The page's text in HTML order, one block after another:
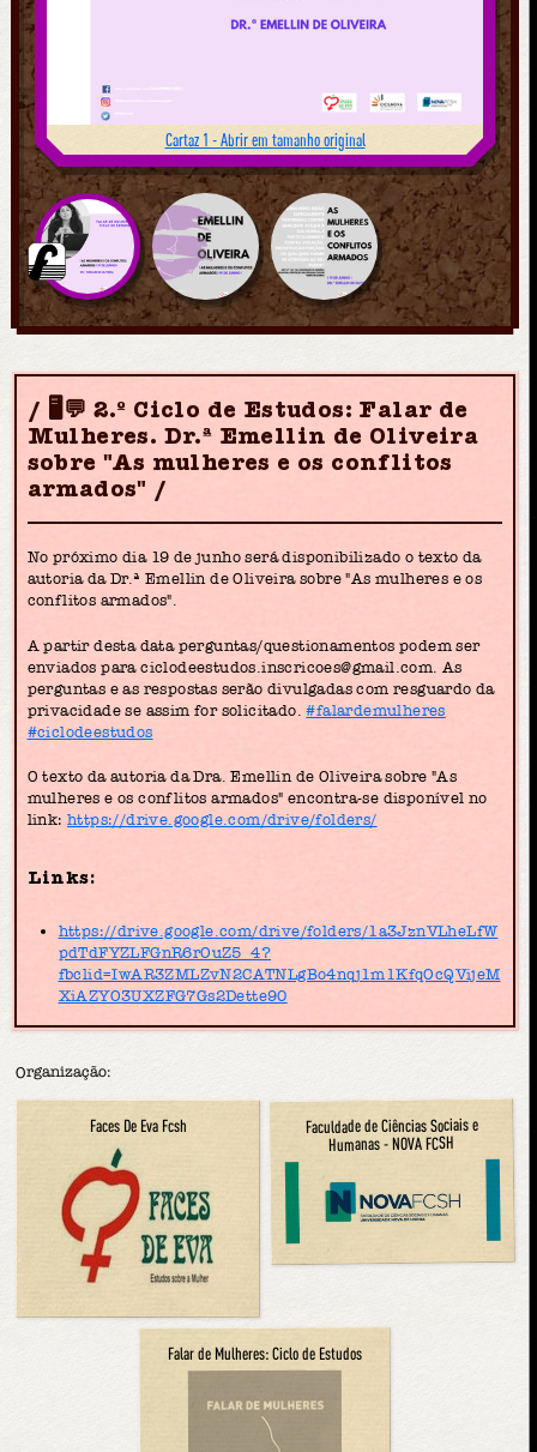
Cartaz 1 - Abrir em tamanho original
🖥💬 2.º Ciclo de Estudos: Falar de
Mulheres. Dr.ª Emellin de Oliveira
sobre "As mulheres e os conflitos
armados"
No próximo dia 19 de junho será disponibilizado o texto da
autoria da Dr.ª Emellin de Oliveira sobre "As mulheres e os
conflitos armados".
A partir desta data perguntas/questionamentos podem ser
enviados para ciclodeestudos.inscricoes@gmail.com. As
perguntas e as respostas serão divulgadas com resguardo da
privacidade se assim for solicitado.#falardemulheres
#ciclodeestudos
O texto da autoria da Dra. Emellin de Oliveira sobre "As
mulheres e os conflitos armados" encontra-se disponível no
link: https://drive.google.com/drive/folders/
Links:
https://drive.google.com/drive/folders/1a3JznVLheLfW
pdTdFYZLFGnR6rOuZ5_4?
fbclid=IwAR3ZMLZvN2CATNLgBo4nqj1m1KfqOcQVijeM
XiAZYO3UXZFG7Gs2Dette90
Organização:
Faces De Eva Fcsh Faculdade de Ciências Sociais e
Humanas - NOVA FCSH
Falar de Mulheres: Ciclo de Estudos